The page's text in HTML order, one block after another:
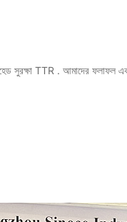
সুরক্ষা TTR . আমাদের ফলাফল